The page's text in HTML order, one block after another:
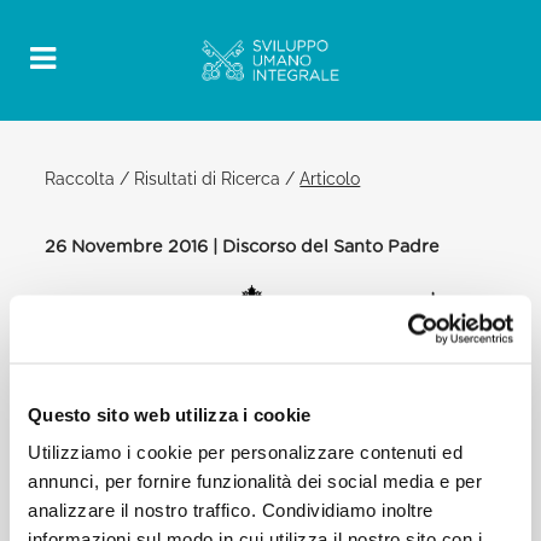
Questo sito web utilizza i cookie
Utilizziamo i cookie per personalizzare contenuti ed
annunci, per fornire funzionalità dei social media e per
analizzare il nostro traffico. Condividiamo inoltre
Raccolta / Risultati di Ricerca /Articolo
26 Novembre 2016 | Discorso del Santo Padre
CIVILE NAZIONALE
AULA PAOLO VI
[…] Un altro ambito di azione che deve starci
particolarmente a cuore riguarda l’aiuto ai rifugiati